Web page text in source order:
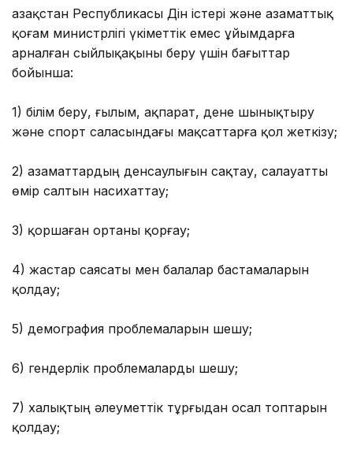
Қазақстан Республикасы Дін істері және азаматтық
қоғам министрлігі үкіметтік емес ұйымдарға
арналған сыйлықақыны беру үшін бағыттар
бойынша:
1) білім беру, ғылым, ақпарат, дене шынықтыру
және спорт саласындағы мақсаттарға қол жеткізу;
2) азаматтардың денсаулығын сақтау, салауатты
өмір салтын насихаттау;
3) қоршаған ортаны қорғау;
4) жастар саясаты мен балалар бастамаларын
қолдау;
5) демография проблемаларын шешу;
6) гендерлік проблемаларды шешу;
7) халықтың әлеуметтік тұрғыдан осал топтарын
қолдау;